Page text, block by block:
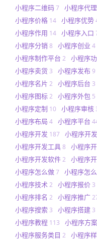
小程序二维码7 小程序代理
小程序价格 14 小程序优势
小程序作用 14 小程序入口
小程序分销 8 小程序创业 4
小程序制作平台 2 小程序
小程序卖货 3 小程序发布9
小程序名片 2 小程序后台 3
小程序图标2 小程序外包 5
小程序定制 10 小程序审核
小程序布局 4 小程序平台
小程序开发 187 小程序开
小程序开发工具8 小程序
小程序开发软件2 小程序
小程序怎么做7 小程序怎
小程序技术 2 小程序报价 3
小程序排名 2 小程序推广
小程序搜索 3 小程序搭建 3
小程序教程 113 小程序方案
小程序服务类目 2 小程序